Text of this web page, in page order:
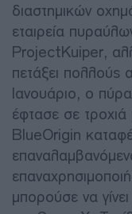
διαστημικών
εταιρεία
ProjectKuiper,
πετάξει
Ιανουάριο, ο
έφτασε σε
BlueOrigin
μπορούσε να